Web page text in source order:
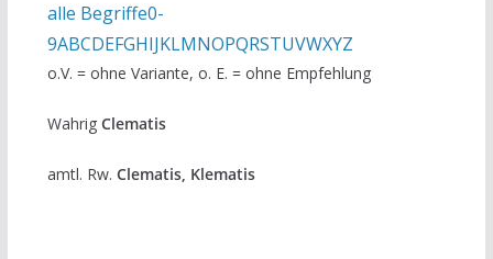
alle Begriffe0-
9ABCDEFGHIJKLMNOPQRSTUVWXYZ
o.V. = ohne Variante, o. E. = ohne Empfehlung
Wahrig Clematis
amtl. Rw. Clematis, Klematis